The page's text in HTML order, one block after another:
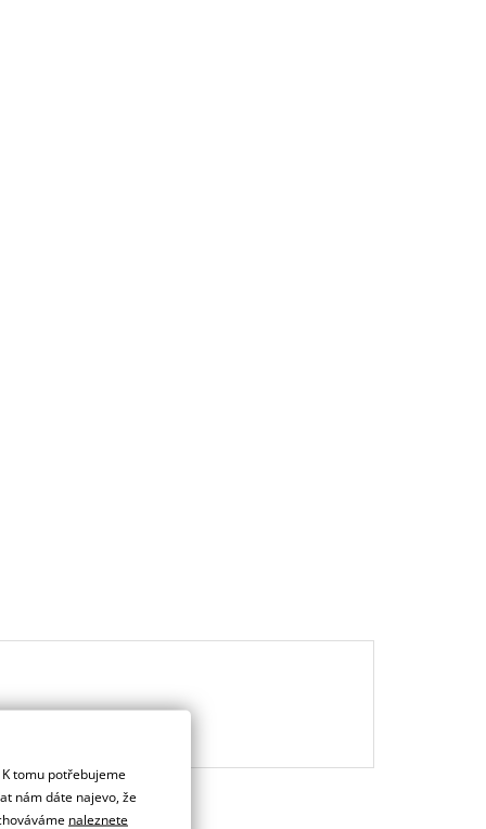
tomu potřebujeme
nám dáte najevo, že
naleznete